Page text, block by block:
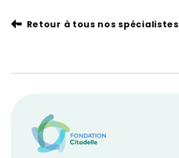
Retour à tous nos spécialistes